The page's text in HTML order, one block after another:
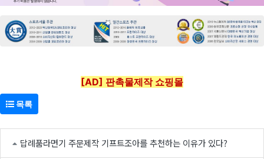
[AD] 판촉물제작 쇼핑몰
목록
답례품라면기 주문제작 기프트조아를 추천하는 이유가 있다?